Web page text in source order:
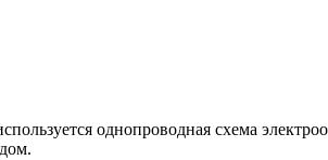
однопроводная схема